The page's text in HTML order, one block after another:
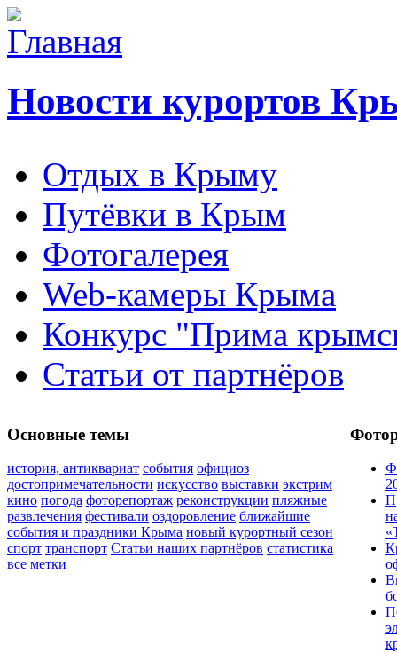
Новости курортов
Отдых в Крыму
Путёвки в Крым
Фотогалерея
Web-камеры Крыма
Конкурс "Прима
Статьи от партнёров
Основные темы
история, антиквариат события официоз
достопримечательности искусство выставки экстрим
кино погода фоторепортаж реконструкции пляжные
развлечения фестивали оздоровление ближайшие
события и праздники Крыма новый курортный сезон
спорт транспорт Статьи наших партнёров статистика
все метки